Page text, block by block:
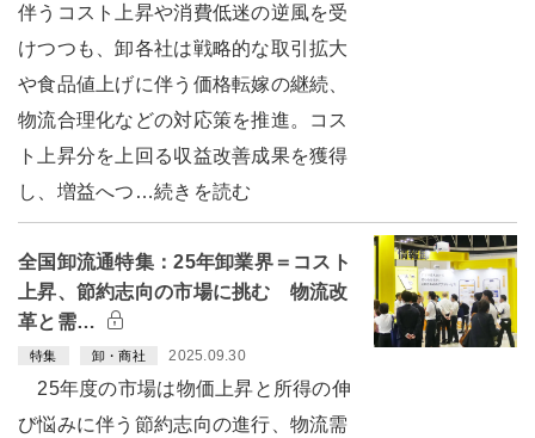
伴うコスト上昇や消費低迷の逆風を受
けつつも、卸各社は戦略的な取引拡大
や食品値上げに伴う価格転嫁の継続、
物流合理化などの対応策を推進。コス
ト上昇分を上回る収益改善成果を獲得
し、増益へつ…続きを読む
全国卸流通特集：25年卸業界＝コスト
上昇、節約志向の市場に挑む 物流改
革と需…
特集 卸・商社 2025.09.30
25年度の市場は物価上昇と所得の伸
び悩みに伴う節約志向の進行、物流需